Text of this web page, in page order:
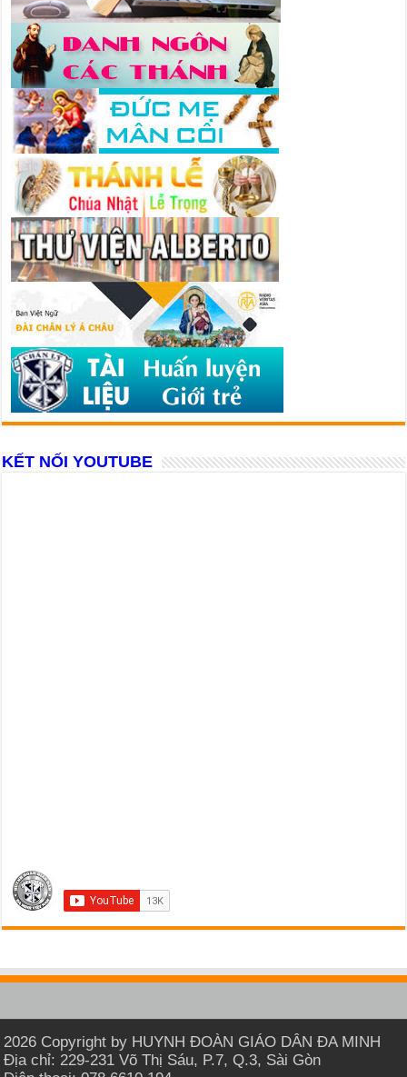
KẾT NỐI YOUTUBE
2026 Copyright by HUYNH ĐOÀN GIÁO DÂN ĐA MINH
Địa chỉ: 229-231 Võ Thị Sáu, P.7, Q.3, Sài Gòn